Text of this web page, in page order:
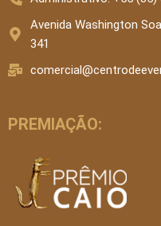
Avenida Washington
341
PREMIAÇÃO: